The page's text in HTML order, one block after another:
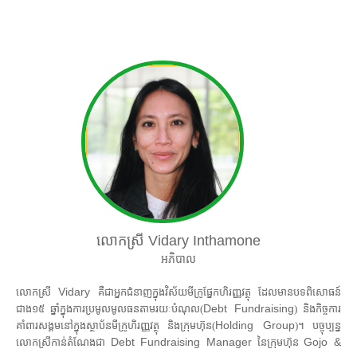
លោកស្រី Vidary Inthamone
អភិបាល
លោកស្រីVidary គឺជាអ្នកជំនាញក្នុងវិស័យមីក្រូផ្នែកហិរញ្ញវត្ថុ ដែលមានបទពិសោធន៍
ជាង១៥ ឆ្នាំក្នុងការ​ប្រមូលមូលធនតាមរយៈបំណុល(Debt Fundraising) និងកិច្ចការ
គាំពារសង្គមនៅក្នុងស្ថាប័នមីក្រូហិរញ្ញវត្ថុ និងក្រុមហ៊ុន(Holding Group)។ បច្ចុប្បន្ន
លោកស្រីកាន់តំណែងជា Debt Fundraising Manager នៃក្រុមហ៊ុនGojo &